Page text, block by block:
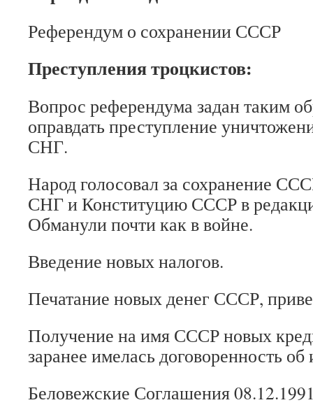
Референдум о сохранении СССР
Преступления троцкистов:
Вопрос референдума задан таким
оправдать преступление
СНГ.
Народ голосовал за сохранение
СНГ и Конституцию СССР в
Обманули почти как в войне.
Введение новых налогов.
Печатание новых денег СССР,
Получение на имя СССР новых
заранее имелась договоренность
Беловежские Соглашения